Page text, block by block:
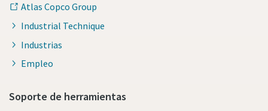
Atlas Copco Group
Industrial Technique
Industrias
Empleo
Soporte de herramientas